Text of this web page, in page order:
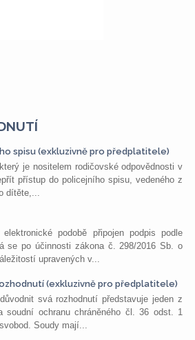
spisu (exkluzivně pro předplatitele)
je nositelem rodičovské odpovědnosti v
přístup do policejního spisu, vedeného z
dítěte,...
podobě připojen podpis podle
se po účinnosti zákona č. 298/2016 Sb. o
upravených v...
(exkluzivně pro předplatitele)
svá rozhodnutí představuje jeden z
soudní ochranu chráněného čl. 36 odst. 1
Soudy mají...